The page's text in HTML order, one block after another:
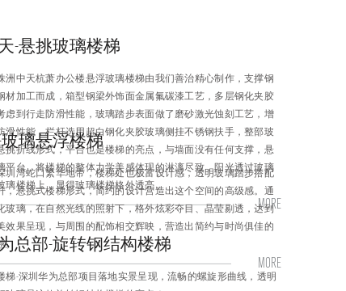
-悬挑玻璃楼梯
洲中天杭萧办公楼悬浮玻璃楼梯由我们善治精心制作，支撑钢
材加工而成，箱型钢梁外饰面金属氟碳漆工艺，多层钢化夹胶
虑到行走防滑性能，玻璃踏步表面做了磨砂激光蚀刻工艺，增
滑性能，栏杆选用超白钢化夹胶玻璃侧挂不锈钢扶手，整部玻
挑折线形式，平台也是楼梯的亮点，与墙面没有任何支撑，悬
平台，将楼梯的整体力学美感体现的淋漓尽致，阳光透过玻璃
璃楼梯上，显得玻璃楼梯格外透亮。
MORE
璃悬浮楼梯
圳湾蛇口繁华地带，楼梯处也极富设计感，透明玻璃踏步搭配
，悬挑式楼梯形式，简约的设计营造出这个空间的高级感。通
玻璃，在自然光线的照射下，格外炫彩夺目、晶莹剔透，达到
效果呈现，与周围的配饰相交辉映，营造出简约与时尚俱佳的
。
MORE
总部-旋转钢结构楼梯
梯-深圳华为总部项目落地实景呈现，流畅的螺旋形曲线，透明